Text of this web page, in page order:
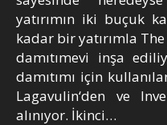
yatırımın iki buçuk
kadar bir yatırımla
damıtımevi inşa
damıtımı için
Lagavulin‘den ve
alınıyor. İkinci…